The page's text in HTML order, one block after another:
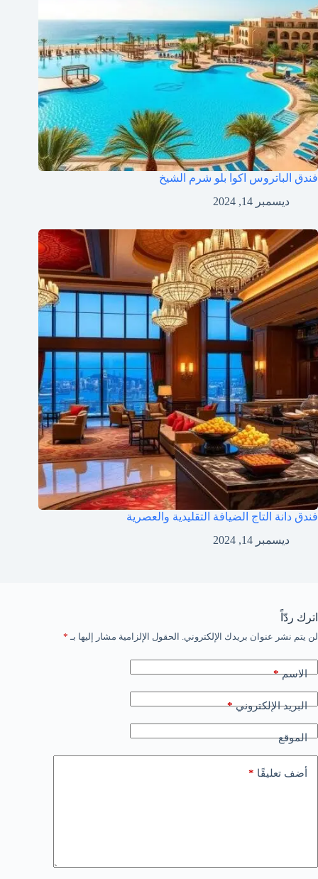
فندق الباتروس اكوا بلو شرم الشيخ
ديسمبر 14, 2024
فندق دانة التاج الضيافة التقليدية والعصرية
ديسمبر 14, 2024
اترك ردّاً
لن يتم نشر عنوان بريدك الإلكتروني. الحقول الإلزامية مشار إليها بـ *
الاسم*
البريد الإلكتروني*
الموقع
أضف تعليقًا *